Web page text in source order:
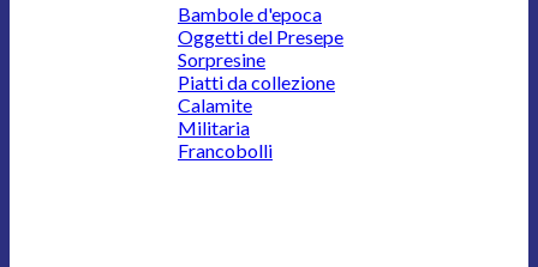
Bambole d'epoca
Oggetti del Presepe
Sorpresine
Piatti da collezione
Calamite
Militaria
Francobolli